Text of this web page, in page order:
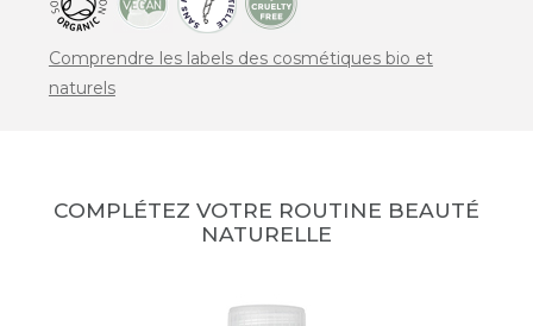
Comprendre les labels des cosmétiques bio et
naturels
COMPLÉTEZ VOTRE ROUTINE BEAUTÉ
NATURELLE